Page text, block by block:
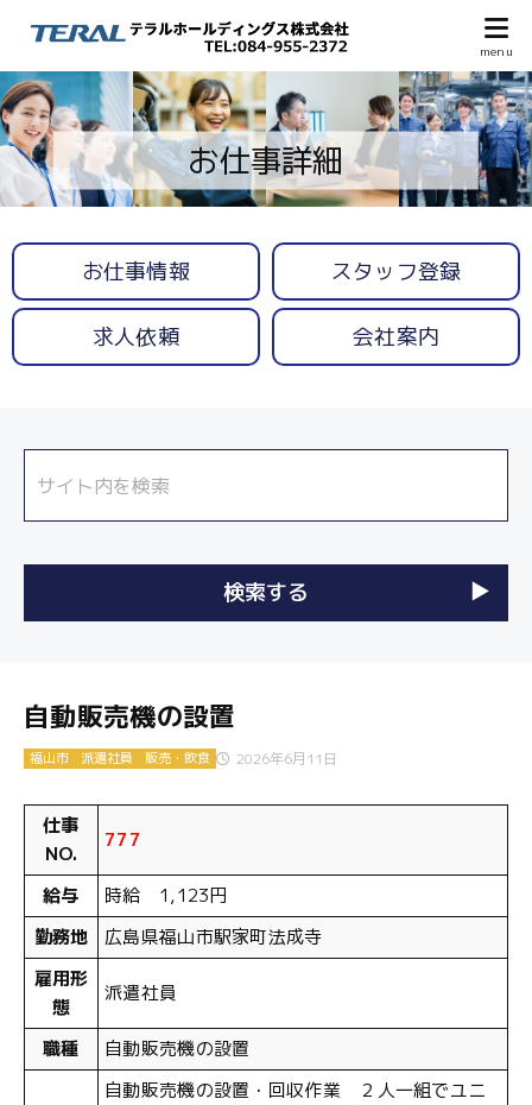
お仕事詳細
お仕事情報 スタッフ登録
求人依頼 会社案内
自動販売機の設置
2026年6月11日
福山市 派遣社員 販売・飲食
仕事
NO.
777
給与
時給 1,123円
勤務地
広島県福山市駅家町法成寺
雇用形
態
派遣社員
職種 自動販売機の設置
自動販売機の設置・回収作業 ２人一組でユニ